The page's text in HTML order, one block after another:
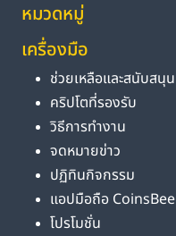
หมวดหมู่
เครื่องมือ
ช่วยเหลือและสนับสนุน
คริปโตที่รองรับ
วิธีการทำงาน
จดหมายข่าว
ปฏิทินกิจกรรม
แอปมือถือ CoinsBee
โปรโมชั่น